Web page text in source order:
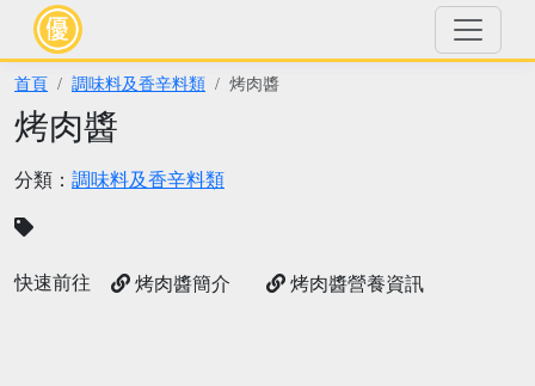
首頁 調味料及香辛料類 烤肉醬
烤肉醬
分類： 調味料及香辛料類
快速前往 烤肉醬簡介 烤肉醬營養資訊